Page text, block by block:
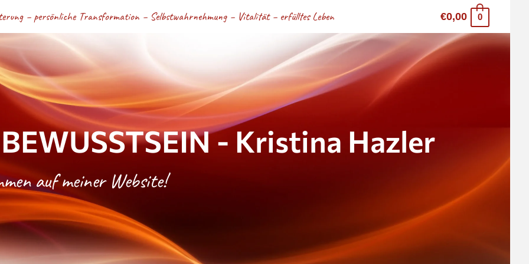
– persönliche Transformation – Selbstwahrnehmung – Vitalität – erfülltes Leben €0,00 0
- Kristina Hazler
auf meiner Website!